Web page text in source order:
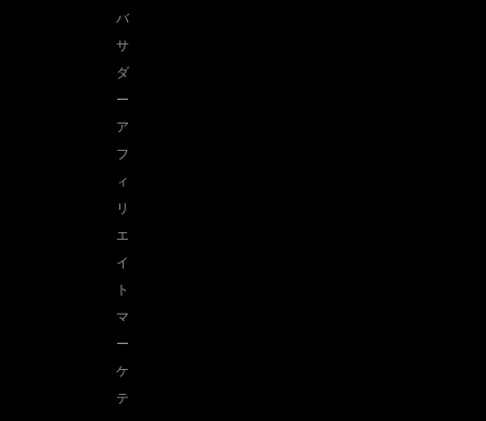
バ
サ
ダ
ー
ア
フ
ィ
リ
エ
イ
ト
マ
ー
ケ
テ